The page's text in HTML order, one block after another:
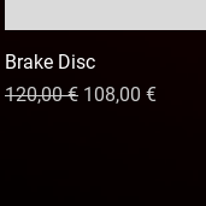
Brake Disc
Precio
120,00 € Precio de oferta
108,00 €